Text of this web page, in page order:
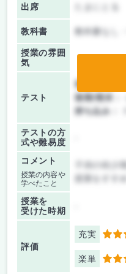
出席
教科書 教科書なし
授業の雰囲
気
テスト
前期/中間：
後期/期末：
持ち込み：
テストの方
式や難易度
コメント
授業の内容や
学べたこと
授業を
受けた時期
評価
充実 3
楽単 5